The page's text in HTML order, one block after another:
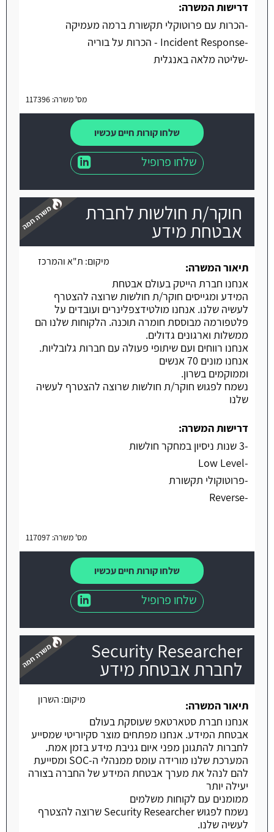
דרישות המשרה:
-הכרות עם פרוטוקלי תקשורת ברמה מעמיקה
-Incident Response - הכרות על בוריה
-שליטה מלאה באנגלית
מס' משרה: 117396
שלחו קורות חיים עכשיו
שלחו פרופיל
חוקר/ת חולשות לחברת
אבטחת מידע
משרה חמה מיקום: ת"א והמרכז
תיאור המשרה:
אנחנו חברת הייטק בעולם אבטחת
המידע ומגייסים חוקר/ת חולשות שרוצה להצטרף
לעשיה שלנו. אנחנו מולטידצפלינרים ועובדים על
פלטפורמה מבוססת חומרה תוכנה. הלקוחות שלנו הם
ממשלות וארגונים גדולים.
אנחנו רווחים ועם שיתופי פעולה עם חברות גלובליות.
אנחנו מונים 70 אנשים
וממוקמים בשרון.
נשמח לפגוש חוקר/ת חולשות שרוצה להצטרף לעשיה
שלנו
דרישות המשרה:
-3 שנות ניסיון במחקר חולשות
-Low Level
-פרוטוקולי תקשורת
-Reverse
מס' משרה: 117097
שלחו קורות חיים עכשיו
שלחו פרופיל
Security Researcher
לחברת אבטחת מידע
משרה חמה
מיקום: השרון
תיאור המשרה:
אנחנו חברת סטארטאפ שעוסקת בעולם
אבטחת המידע. אנחנו מפתחים מוצר סקיוריטי שמסייע
לחברות להתגונן מפני איום גניבת מידע בזמן אמת.
המערכת שלנו מורידה עומס ממנהלי ה-SOC ומסייעת
להם לנהל את מערך אבטחת המידע של החברה בצורה
יעילה יותר
ממומנים עם לקוחות משלמים
נשמח לפגוש Security Researcher שרוצה להצטרף
לעשיה שלנו.